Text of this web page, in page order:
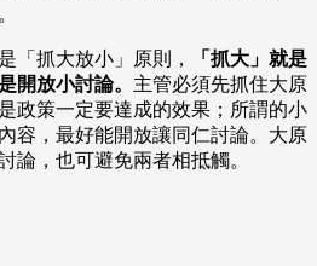
「抓大放小」原則，
「抓大」就是
開放小討論。 主管必須先抓住大原
政策一定要達成的效果；所謂的小
容，最好能開放讓同仁討論。大原
論，也可避免兩者相抵觸。